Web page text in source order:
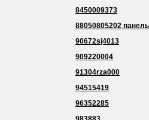
8450009373
88050805202
90672sj4013
909220004
91304rza000
94515419
96352285